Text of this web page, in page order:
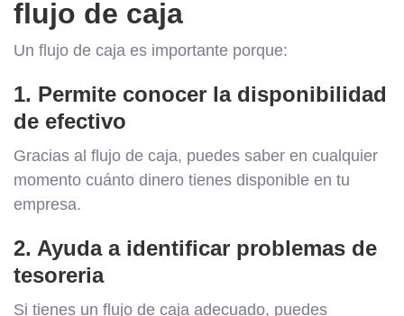
flujo de caja
Un flujo de caja es importante porque:
1. Permite conocer la disponibilidad
de efectivo
Gracias al flujo de caja, puedes saber en cualquier
momento cuánto dinero tienes disponible en tu
empresa.
2. Ayuda a identificar problemas de
tesoreria
Si tienes un flujo de caja adecuado, puedes